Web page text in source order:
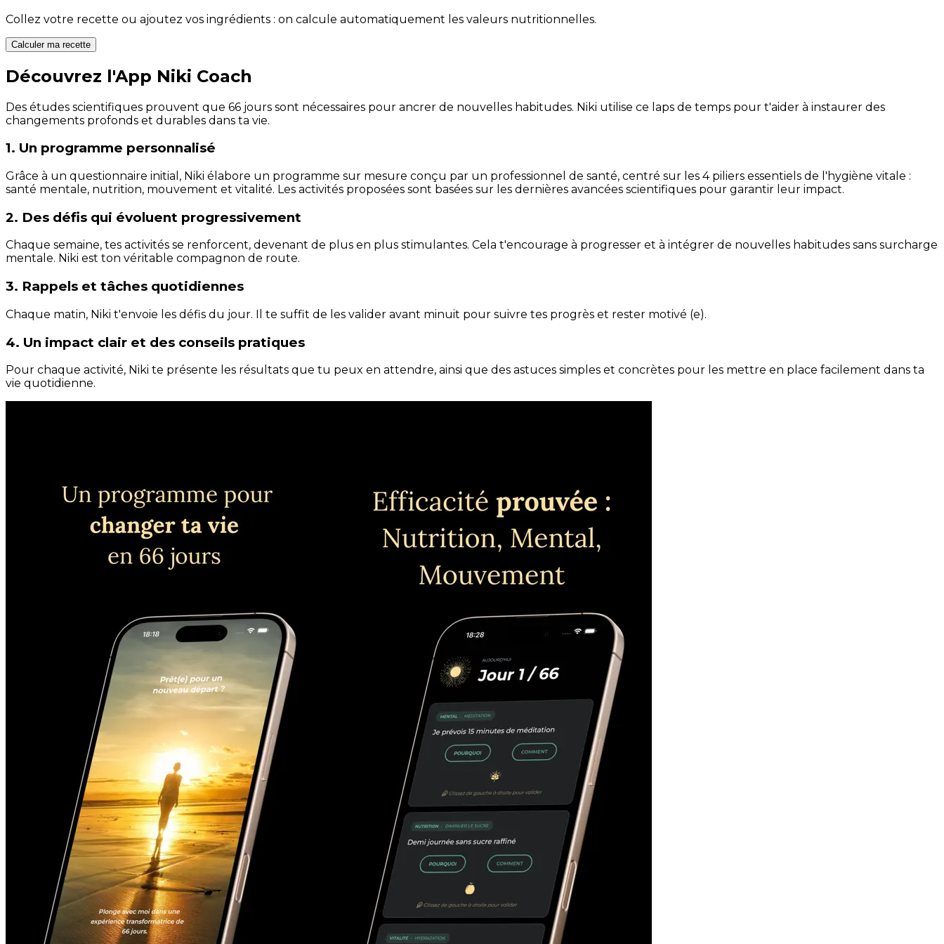
Collez votre recette ou ajoutez vos ingrédients : on calcule automatiquement les valeurs nutritionnelles.
Calculer ma recette
Découvrez l'App Niki Coach
Des études scientifiques prouvent que 66 jours sont nécessaires pour ancrer de nouvelles habitudes. Niki utilise ce laps de temps pour t'aider à instaurer des
changements profonds et durables dans ta vie.
1. Un programme personnalisé
Grâce à un questionnaire initial, Niki élabore un programme sur mesure conçu par un professionnel de santé, centré sur les 4 piliers essentiels de l'hygiène vitale :
santé mentale, nutrition, mouvement et vitalité. Les activités proposées sont basées sur les dernières avancées scientifiques pour garantir leur impact.
2. Des défis qui évoluent progressivement
Chaque semaine, tes activités se renforcent, devenant de plus en plus stimulantes. Cela t'encourage à progresser et à intégrer de nouvelles habitudes sans surcharge
mentale. Niki est ton véritable compagnon de route.
3. Rappels et tâches quotidiennes
Chaque matin, Niki t'envoie les défis du jour. Il te suffit de les valider avant minuit pour suivre tes progrès et rester motivé (e).
4. Un impact clair et des conseils pratiques
Pour chaque activité, Niki te présente les résultats que tu peux en attendre, ainsi que des astuces simples et concrètes pour les mettre en place facilement dans ta
vie quotidienne.